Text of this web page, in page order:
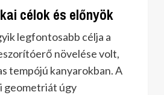
célok és előnyök
legfontosabb célja a
növelése volt,
tempójú kanyarokban. A
geometriát úgy